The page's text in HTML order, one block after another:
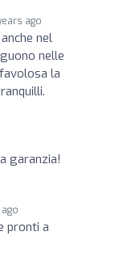
ago
nel
nelle
la
garanzia!
pronti a